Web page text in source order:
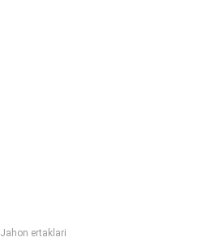
Jahon ertaklari